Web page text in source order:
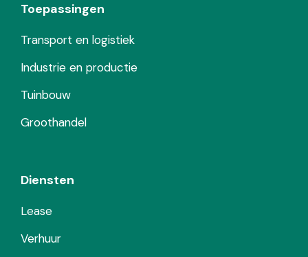
Toepassingen
Transport en logistiek
Industrie en productie
Tuinbouw
Groothandel
Diensten
Lease
Verhuur